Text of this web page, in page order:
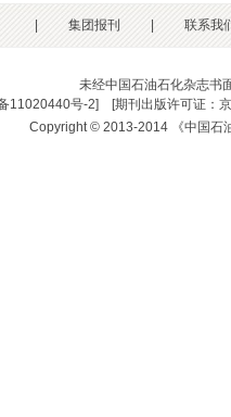
集团报刊 联系我
未经中国石油石化杂志书
11020440号-2] [期刊出版许可证：
Copyright © 2013-2014 《中国石